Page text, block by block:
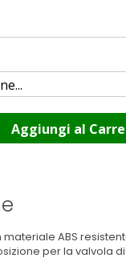
Aggiungi al
ABS
per la valvola